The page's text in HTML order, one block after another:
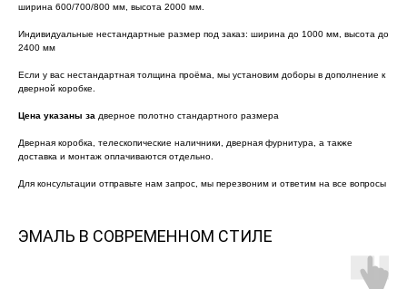
ширина 600/700/800 мм, высота 2000 мм.
Индивидуальные нестандартные размер под заказ: ширина до 1000 мм, высота до
2400 мм
Если у вас нестандартная толщина проёма, мы установим доборы в дополнение к
дверной коробке.
Цена указаны за дверное полотно стандартного размера
Дверная коробка, телескопические наличники, дверная фурнитура, а также
доставка и монтаж оплачиваются отдельно.
Для консультации отправьте нам запрос, мы перезвоним и ответим на все вопросы
ЭМАЛЬ В СОВРЕМЕННОМ СТИЛЕ